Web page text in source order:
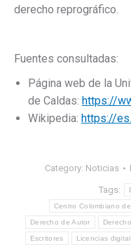
derecho reprográfico.
Fuentes consultadas:
Página web de la
de Caldas: https://
Wikipedia: https://
Category: Noticias
Tags:
Centro Colombiano
Derecho de Autor
Escritores Licencias